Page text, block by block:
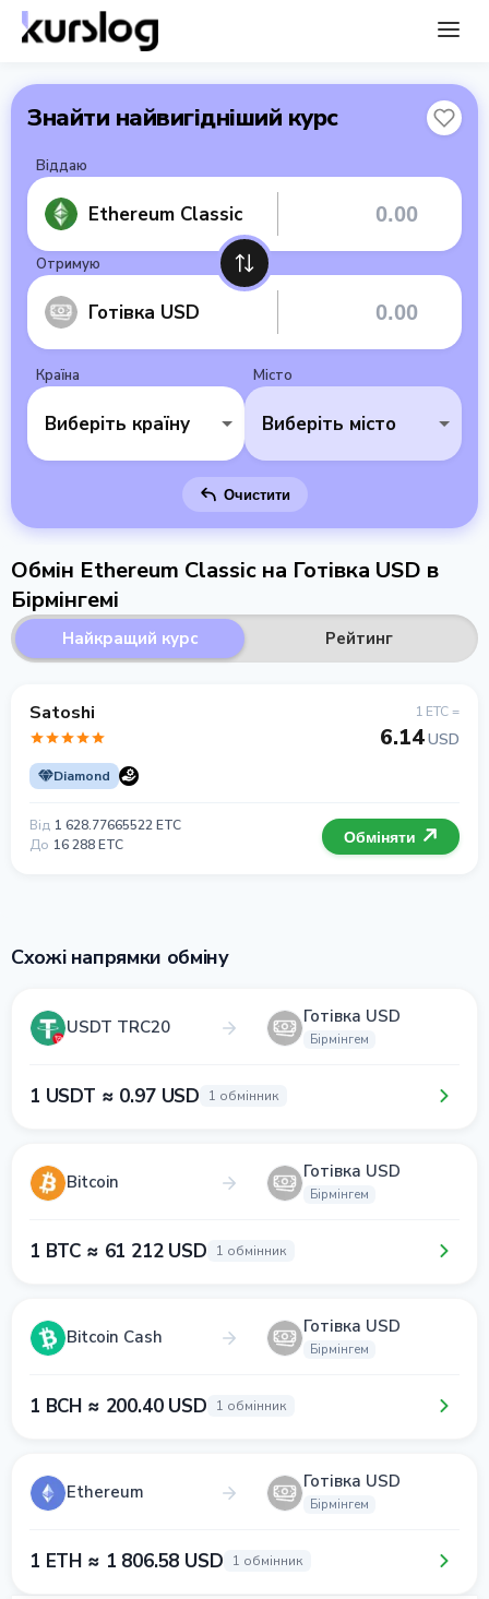
Знайти найвигідніший курс
Віддаю
Ethereum Classic
Отримую
Готівка USD
Країна
Виберіть країну
Місто
Виберіть місто
Очистити
Обмін Ethereum Classic на Готівка USD в
Бірмінгемі
Найкращий курс Рейтинг
Satoshi
Diamond
1 ETC =
6.14USD
Від 1 628.77665522 ETC
До 16 288 ETC Обміняти
Схожі напрямки обміну
USDT TRC20 Готівка USD
Бірмінгем
1 USDT ≈ 0.97 USD 1 обмінник
Bitcoin Готівка USD
Бірмінгем
1 BTC ≈ 61 212 USD 1 обмінник
Bitcoin Cash Готівка USD
Бірмінгем
1 BCH ≈ 200.40 USD 1 обмінник
Ethereum Готівка USD
Бірмінгем
1 ETH ≈ 1 806.58 USD 1 обмінник